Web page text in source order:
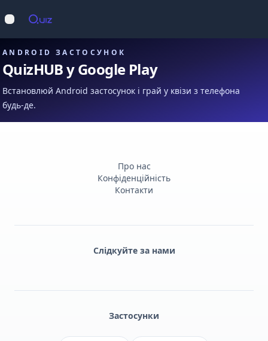
Відкрити меню
ANDROID ЗАСТОСУНОК
QuizHUB у Google Play
Встановлюй Android застосунок і грай у квізи з телефона
будь-де.
Про нас
Конфіденційність
Контакти
Слідкуйте за нами
Застосунки